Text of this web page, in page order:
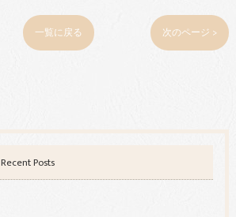
一覧に戻る 次のページ >
Recent Posts